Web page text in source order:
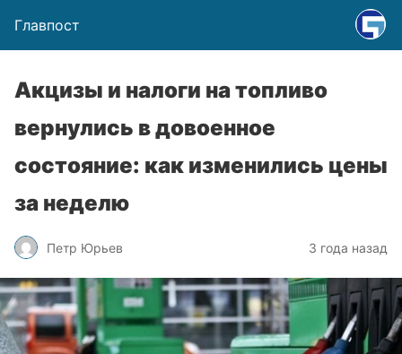
Главпост
Акцизы и налоги на топливо
вернулись в довоенное
состояние: как изменились цены
за неделю
Петр Юрьев 3 года назад